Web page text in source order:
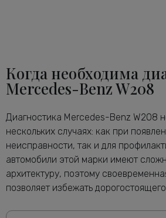
Когда необходима
Mercedes-Benz W208
Диагностика Mercedes-Benz W208
нескольких случаях: как при
неисправности, так и для
автомобили этой марки имеют
архитектуру, поэтому
позволяет избежать